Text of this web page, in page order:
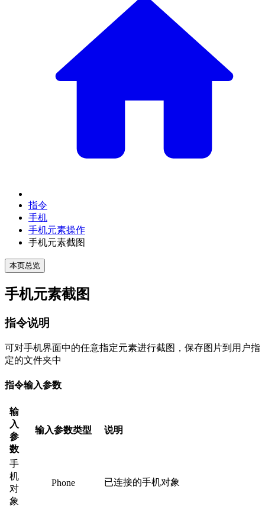
指令
手机
手机元素操作
手机元素截图
本页总览
手机元素截图
指令说明
可对手机界面中的任意指定元素进行截图，保存图片到用户指
定的文件夹中
指令输入参数
输
入
参
数
输入参数类型 说明
手
机
对
象
Phone 已连接的手机对象